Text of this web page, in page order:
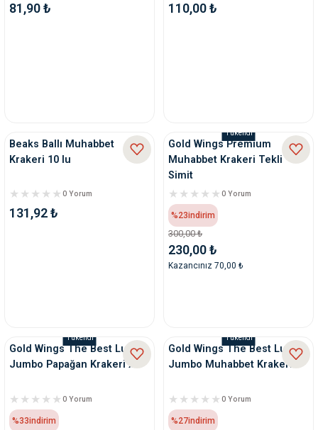
81,90 ₺ 110,00 ₺
Beaks Ballı Muhabbet
Krakeri 10 lu
0 Yorum
131,92 ₺
Tükendi
Gold Wings Premium
Muhabbet Krakeri Tekli
Simit
0 Yorum
%23indirim
300,00 ₺
230,00 ₺
Kazancınız 70,00 ₺
Tükendi
Gold Wings The Best Lux
Jumbo Papağan Krakeri x 6
0 Yorum
%33indirim
Tükendi
Gold Wings The Best Lux
Jumbo Muhabbet Krakeri
0 Yorum
%27indirim